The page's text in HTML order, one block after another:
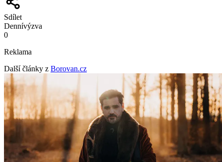
Sdílet
Dennívýzva
0
Reklama
Další články z Borovan.cz